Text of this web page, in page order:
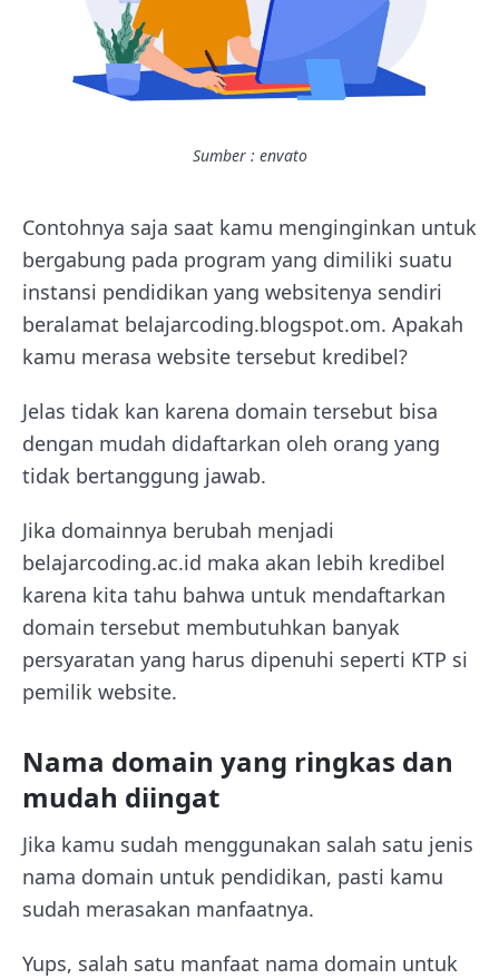
Sumber : envato
Contohnya saja saat kamu menginginkan untuk
bergabung pada program yang dimiliki suatu
instansi pendidikan yang websitenya sendiri
beralamat belajarcoding.blogspot.om. Apakah
kamu merasa website tersebut kredibel?
Jelas tidak kan karena domain tersebut bisa
dengan mudah didaftarkan oleh orang yang
tidak bertanggung jawab.
Jika domainnya berubah menjadi
belajarcoding.ac.id maka akan lebih kredibel
karena kita tahu bahwa untuk mendaftarkan
domain tersebut membutuhkan banyak
persyaratan yang harus dipenuhi seperti KTP si
pemilik website.
Nama domain yang ringkas dan
mudah diingat
Jika kamu sudah menggunakan salah satu jenis
nama domain untuk pendidikan, pasti kamu
sudah merasakan manfaatnya.
Yups, salah satu manfaat nama domain untuk